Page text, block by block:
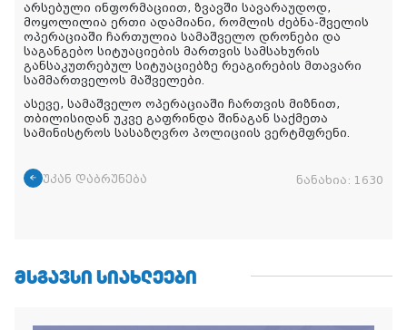
არსებული ინფორმაციით, ზვავში სავარაუდოდ,
მოყოლილია ერთი ადამიანი, რომლის ძებნა-შველის
ოპერაციაში ჩართულია სამაშველო დრონები და
საგანგებო სიტუაციების მართვის სამსახურის
განსაკუთრებულ სიტუაციებზე რეაგირების მთავარი
სამმართველოს მაშველები.
ასევე, სამაშველო ოპერაციაში ჩართვის მიზნით,
თბილისიდან უკვე გაფრინდა შინაგან საქმეთა
სამინისტროს სასაზღვრო პოლიციის ვერტმფრენი.
უკან დაბრუნება ნანახია: 1630
ᲛᲡᲒᲐᲕᲡᲘ ᲡᲘᲐᲮᲚᲔᲔᲑᲘ